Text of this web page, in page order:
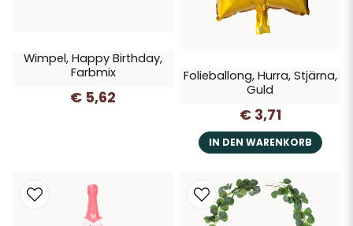
Wimpel, Happy Birthday,
Farbmix
€ 5,62
Folieballong, Hurra, Stjärna,
Guld
€ 3,71
IN DEN WARENKORB